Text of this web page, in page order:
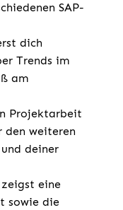
SAP-
dich
Trends im
am
Projektarbeit
den weiteren
deiner
zeigst eine
sowie die